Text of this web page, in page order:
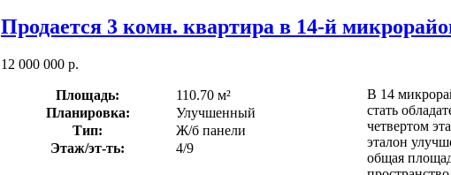
Продается 3 комн. квартира в 14-й
12 000 000 р.
Площадь:
110.70 м²
Планировка:
Улучшенный
Тип:
Ж/б панели
Этаж/эт-ть:
4/9
В 14
стать
четвертом
эталон
общая